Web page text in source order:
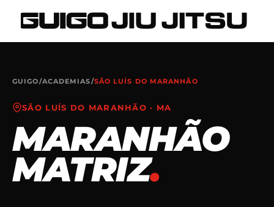
GUIGO/ACADEMIAS/SÃO LUÍS DO MARANHÃO
SÃO LUÍS DO MARANHÃO · MA
MARANHÃO
MATRIZ.